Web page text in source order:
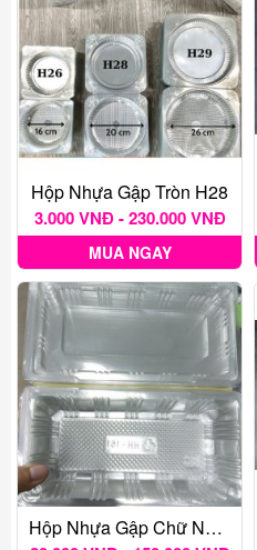
Hộp Nhựa Gập Tròn H28
3.000 VNĐ - 230.000 VNĐ
MUA NGAY
Hộp Nhựa Gập Chữ Nhật H151 Thâp